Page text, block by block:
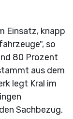
Einsatz, knapp
so
80 Prozent
aus dem
legt Kral im
Sachbezug.